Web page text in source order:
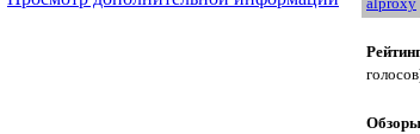
alproxy